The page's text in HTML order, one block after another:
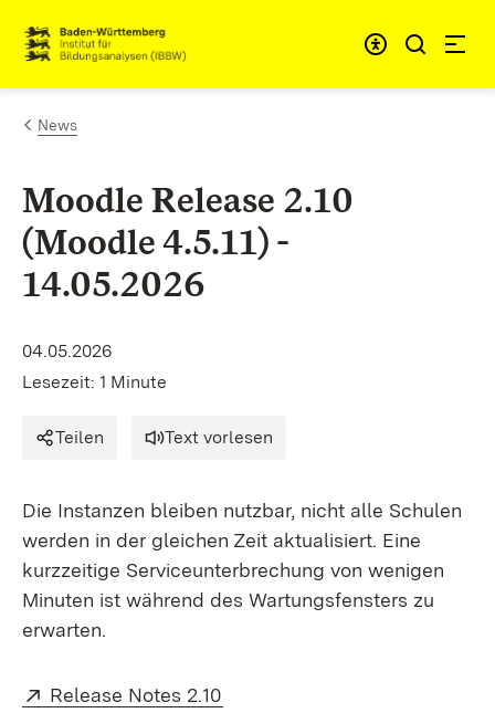
Zum Inhalt springen
Link zur Startseite
News
Moodle Release 2.10
(Moodle 4.5.11) -
14.05.2026
04.05.2026
Lesezeit: 1 Minute
Teilen Text vorlesen
Die Instanzen bleiben nutzbar, nicht alle Schulen
werden in der gleichen Zeit aktualisiert. Eine
kurzzeitige Serviceunterbrechung von wenigen
Minuten ist während des Wartungsfensters zu
erwarten.
Extern:
Release Notes 2.10